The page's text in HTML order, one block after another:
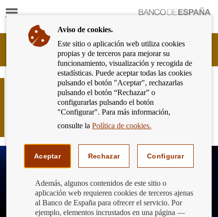
Mostrar
Ir
página
de
inicio
del
Banco
de
España
Cliente
Bancario
Banco
España
Eurosistema,
¿Qué nos dicen más de 56.000
reclamaciones y 54.000 consultas
sobre nuestra relación con los bancos
en 2024?
Aviso de cookies.
Este sitio o aplicación web utiliza cookies
propias y de terceros para mejorar su
funcionamiento, visualización y recogida de
estadísticas. Puede aceptar todas las cookies
pulsando el botón "Aceptar", rechazarlas
pulsando el botón “Rechazar” o
configurarlas pulsando el botón
"Configurar". Para más información,
consulte laPolítica de cookies.
Aceptar Rechazar Configurar
Además, algunos contenidos de este sitio o
aplicación web requieren cookies de terceros ajenas
al Banco de España para ofrecer el servicio. Por
ejemplo, elementos incrustados en una página —